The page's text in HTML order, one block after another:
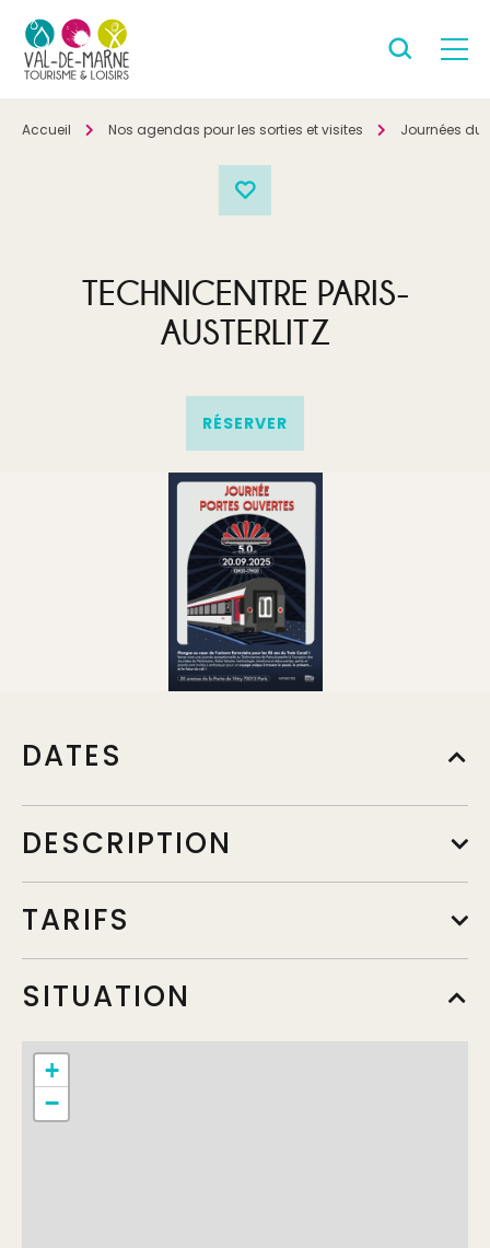
Accueil Nos agendas pour les sorties et visites Journées du
TECHNICENTRE PARIS-
AUSTERLITZ
RÉSERVER
DATES
DESCRIPTION
TARIFS
SITUATION
+
−